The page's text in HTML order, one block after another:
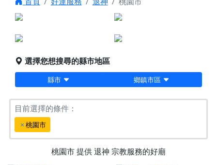
點燈服務
堪輿/風水
選擇您想搜尋的縣市地區
縣市 鄉鎮市區
目前選擇的條件：
桃園市
桃園市提供退神 宗教服務的好廟